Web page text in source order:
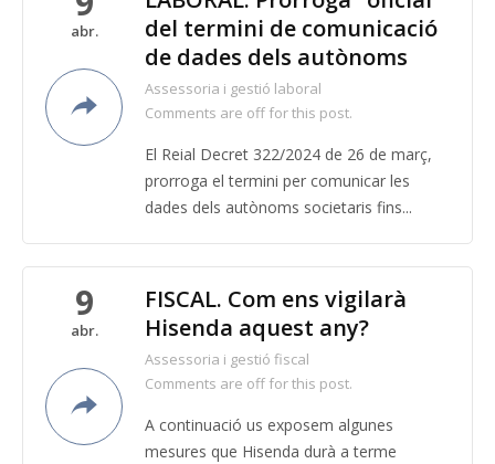
abr.
del termini de comunicació
de dades dels autònoms
Assessoria i gestió laboral
Comments are off for this post.
El Reial Decret 322/2024 de 26 de març,
prorroga el termini per comunicar les
dades dels autònoms societaris fins...
9
abr.
FISCAL. Com ens vigilarà
Hisenda aquest any?
Assessoria i gestió fiscal
Comments are off for this post.
A continuació us exposem algunes
mesures que Hisenda durà a terme